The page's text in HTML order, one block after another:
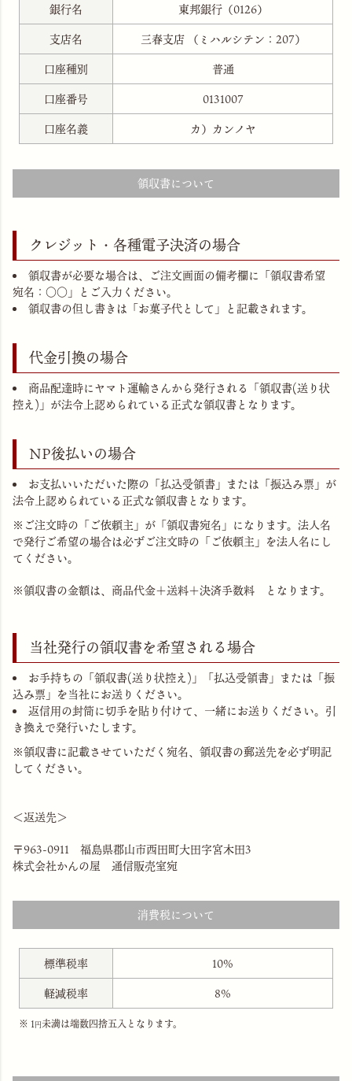
銀行名
東邦銀行（0126）
支店名
三春支店 （ミハルシテン：207）
口座種別
普通
口座番号
0131007
口座名義
カ）カンノヤ
領収書について
クレジット・各種電子決済の場合
領収書が必要な場合は、ご注文画面の備考欄に「領収書希望
宛名：○○」とご入力ください。
領収書の但し書きは「お菓子代として」と記載されます。
代金引換の場合
商品配達時にヤマト運輸さんから発行される「領収書(送り状
控え)」が法令上認められている正式な領収書となります。
NP後払いの場合
お支払いいただいた際の「払込受領書」または「振込み票」が
法令上認められている正式な領収書となります。
※ご注文時の「ご依頼主」が「領収書宛名」になります。法人名
で発行ご希望の場合は必ずご注文時の「ご依頼主」を法人名にし
てください。
※領収書の金額は、商品代金＋送料＋決済手数料 となります。
当社発行の領収書を希望される場合
お手持ちの「領収書(送り状控え)」「払込受領書」または「振
込み票」を当社にお送りください。
返信用の封筒に切手を貼り付けて、一緒にお送りください。引
き換えで発行いたします。
※領収書に記載させていただく宛名、領収書の郵送先を必ず明記
してください。
＜返送先＞
〒963-0911 福島県郡山市西田町大田字宮木田3
株式会社かんの屋 通信販売室宛
消費税について
標準税率
10%
軽減税率
8%
1 未満は端数四捨五入となります。